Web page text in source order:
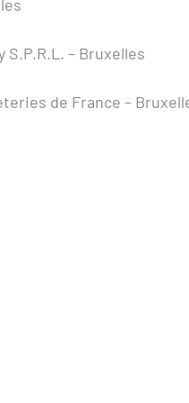
– Bruxelles
de France –